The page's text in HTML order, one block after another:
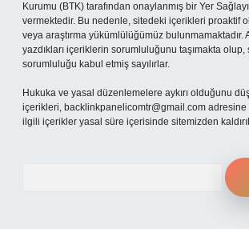
Kurumu (BTK) tarafından onaylanmış bir Yer
vermektedir. Bu nedenle, sitedeki içerikleri proaktif
veya araştırma yükümlülüğümüz bulunmamaktadır.
yazdıkları içeriklerin sorumluluğunu taşımakta
sorumluluğu kabul etmiş sayılırlar.
Hukuka ve yasal düzenlemelere aykırı olduğunu
içerikleri, backlinkpanelicomtr@gmail.com adresine
ilgili içerikler yasal süre içerisinde sitemizden